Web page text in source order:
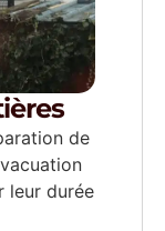
de
leur durée